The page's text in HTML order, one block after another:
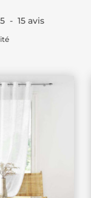
5 - 15 avis